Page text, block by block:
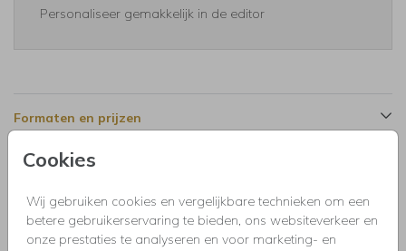
Cookies
Wij gebruiken cookies en vergelijkbare technieken om een
betere gebruikerservaring te bieden, ons websiteverkeer en
onze prestaties te analyseren en voor marketing- en
Personaliseer gemakkelijk in de editor
Formaten en prijzen
Productinformatie
Omschrijving